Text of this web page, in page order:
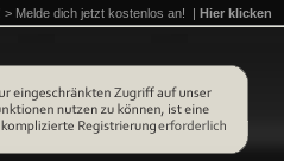
> Melde dich jetzt kostenlos an! | Hier klicken